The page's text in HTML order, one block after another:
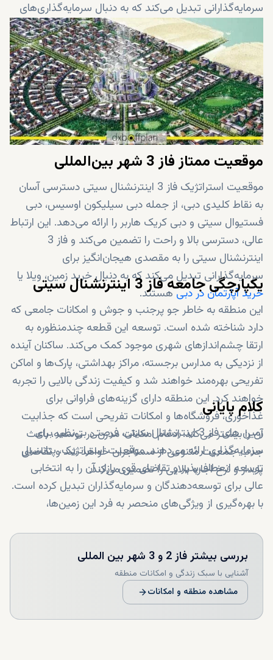
سرمایه‌گذارانی تبدیل می‌کند که به دنبال سرمایه‌گذاری‌های
سودآور هستند.
مزایای مالیاتی: رژیم مالیاتی مطلوب دبی، که شامل عدم
وجود مالیات بر املاک و مالیات بر سود سرمایه می‌شود،
جذابیت این زمین‌ها را بیشتر می‌کند. سرمایه‌گذاران
می‌توانند بازدهی خود را به حداکثر برسانند و با استفاده از این
مزایای مالی، بازگشت سرمایه بالایی را تضمین کنند.
موقعیت ممتاز فاز 3 شهر بین‌المللی
موقعیت استراتژیک فاز 3 اینترنشنال سیتی دسترسی آسان
به نقاط کلیدی دبی، از جمله دبی سیلیکون اوسیس، دبی
فستیوال سیتی و دبی کریک هاربر را ارائه می‌دهد. این ارتباط
عالی، دسترسی بالا و راحت را تضمین می‌کند و فاز 3
اینترنشنال سیتی را به مقصدی هیجان‌انگیز برای
سرمایه‌گذارانی تبدیل می‌کند که به دنبال خرید زمین، ویلا یا
خرید آپارتمان در دبیهستند.
یکپارچگی جامعه فاز 3 اینترنشنال سیتی
این منطقه به خاطر جو پرجنب و جوش و امکانات جامعی که
دارد شناخته شده است. توسعه این قطعه چندمنظوره به
ارتقا چشم‌اندازهای شهری موجود کمک می‌کند. ساکنان آینده
از نزدیکی به مدارس برجسته، مراکز بهداشتی، پارک‌ها و اماکن
تفریحی بهره‌مند خواهند شد و کیفیت زندگی بالایی را تجربه
خواهند کرد. این منطقه دارای گزینه‌های فراوانی برای
غذاخوری، فروشگاه‌ها و امکانات تفریحی است که جذابیت
آن را بیشتر می‌کند. ادغام امکانات مدرن در توسعه، باعث
جذب جمعیت متنوعی از مستاجران خواهد شد و تقاضای
پایدار و نرخ اجاره بالایی را تضمین می‌کند.
کلام پایانی
زمین های فاز 3 اینترنشنال سیتی، فرصتی بی‌نظیر برای
سرمایه‌گذاری ارائه می‌دهند. موقعیت استراتژیک، پتانسیل
توسعه انعطاف‌پذیر و تقاضای قوی بازار، آن را به انتخابی
عالی برای توسعه‌دهندگان و سرمایه‌گذاران تبدیل کرده است.
با بهره‌گیری از ویژگی‌های منحصر به فرد این زمین‌ها،
بین‌المللی را به عنوان منطقه‌ای پرجنب و جوش و مطلوب در
دبی افزایش دهد. این فرصت را غنیمت شمرده و همین
امروز با ما تماس بگیرید تا ملک چندمنظوره‌ جذابی را توسعه
دهید که در طول زمان ارزشمند خواهد بود.
بررسی بیشترفاز 2 و 3 شهر بین المللی
آشنایی با سبک زندگی و امکانات منطقه
مشاهده منطقه و امکانات